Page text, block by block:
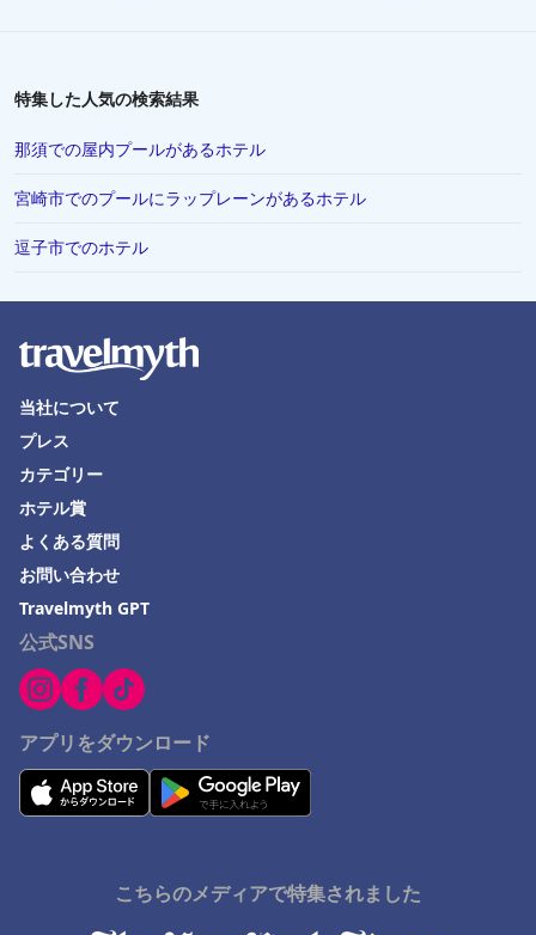
川越市でのホテル
香川県でのホテル
浦安市でのホテル
有馬市でのホテル
唐津市でのホテル
北見市でのホテル
西宮市でのホテル
山梨県でのホテル
Kujukuriでのホテル
関西地方でのホテル
西伊豆町でのホテル
沖縄市でのホテル
特集した人気の検索結果
那須での屋内プールがあるホテル
宮崎市でのプールにラップレーンがあるホテル
逗子市でのホテル
公式SNS
アプリをダウンロード
当社について
プレス
カテゴリー
ホテル賞
よくある質問
お問い合わせ
Travelmyth GPT
こちらのメディアで特集されました